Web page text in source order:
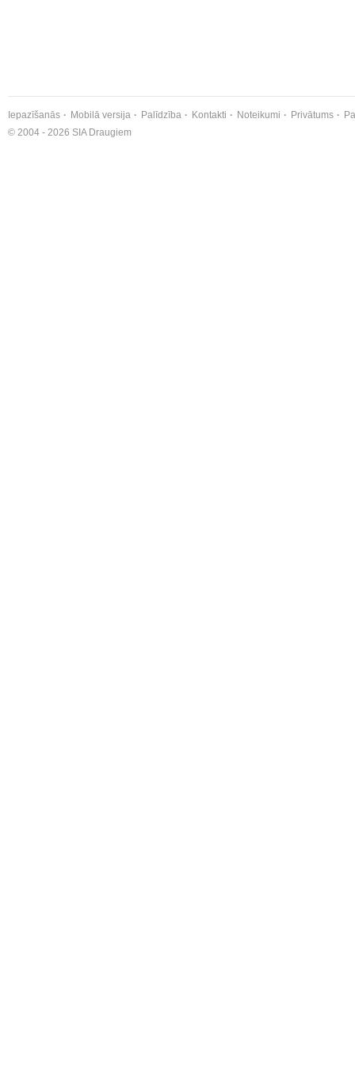
Iepazīšanās Mobilā versija Palīdzība Kontakti Noteikumi Privātums
© 2004 - 2026 SIA Draugiem